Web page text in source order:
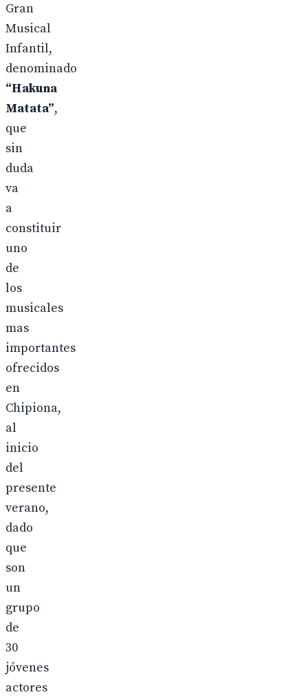
Gran
Musical
Infantil,
denominado
“Hakuna
Matata”,
que
sin
duda
va
a
constituir
uno
de
los
musicales
mas
importantes
ofrecidos
en
Chipiona,
al
inicio
del
presente
verano,
dado
que
son
un
grupo
de
30
jóvenes
actores